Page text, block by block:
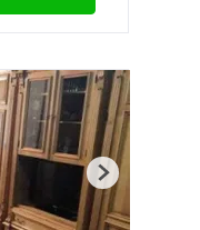
Next